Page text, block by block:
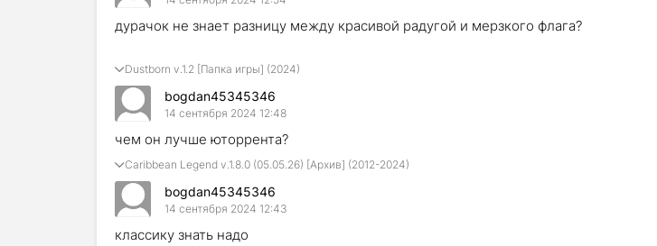
дурачок не знает разницу между красивой радугой и мерзкого флага?
Dustborn v.1.2 [Папка игры] (2024)
bogdan45345346
14 сентября 2024 12:48
чем он лучше юторрента?
Caribbean Legend v.1.8.0 (05.05.26) [Архив] (2012-2024)
bogdan45345346
14 сентября 2024 12:43
классику знать надо